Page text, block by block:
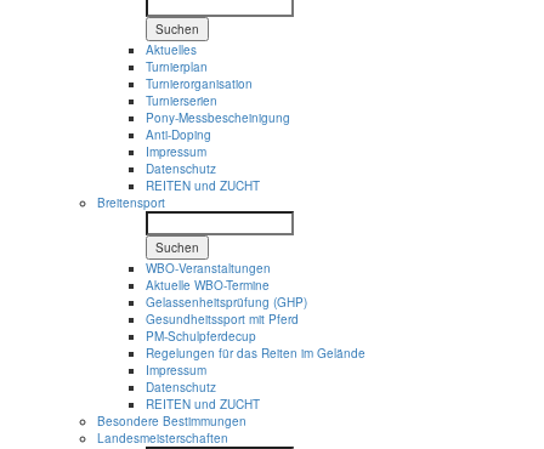
Suchen
Aktuelles
Turnierplan
Turnierorganisation
Turnierserien
Pony-Messbescheinigung
Anti-Doping
Impressum
Datenschutz
REITEN und ZUCHT
Breitensport
Suchen
WBO-Veranstaltungen
Aktuelle WBO-Termine
Gelassenheitsprüfung (GHP)
Gesundheitssport mit Pferd
PM-Schulpferdecup
Regelungen für das Reiten im Gelände
Impressum
Datenschutz
REITEN und ZUCHT
Besondere Bestimmungen
Landesmeisterschaften